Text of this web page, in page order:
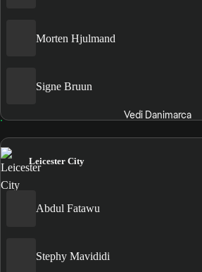
Morten Hjulmand
Signe Bruun
Vedi Danimarca
Leicester City
Abdul Fatawu
Stephy Mavididi